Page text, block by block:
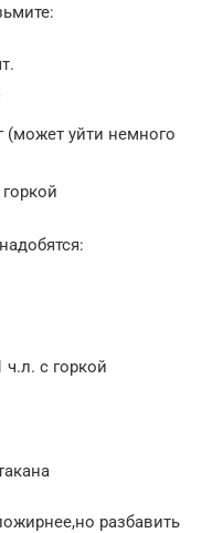
(может уйти немного
с горкой
разбавить